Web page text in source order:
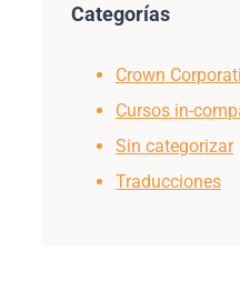
Categorías
Crown
Cursos in-
Sin categorizar
Traducciones